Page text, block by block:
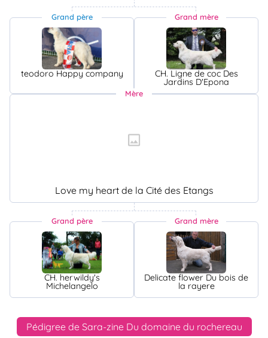
Grand père
teodoro Happy company
Grand mère
CH. Ligne de coc Des
Jardins D'Epona
Mère
Love my heart de la Cité des Etangs
Grand père
CH. herwildy's
Michelangelo
Grand mère
Delicate flower Du bois de
la rayere
Pédigree de Sara-zine Du domaine du rochereau